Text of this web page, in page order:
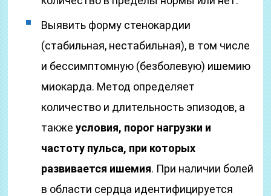
Выявить форму стенокардии
(стабильная, нестабильная), в том числе
и бессимптомную (безболевую) ишемию
миокарда. Метод определяет
количество и длительность эпизодов, а
такжеусловия, порог нагрузки и
частоту пульса, при которых
развивается ишемия. При наличии болей
в области сердца идентифицируется